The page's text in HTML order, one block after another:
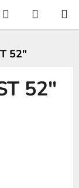
Hledat
KOŠÍK
52"
52"